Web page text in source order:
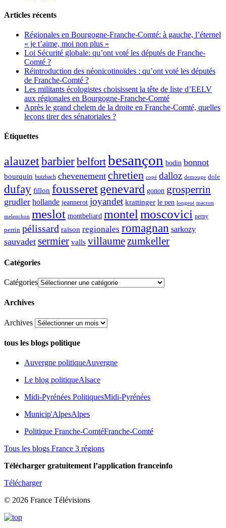
Articles récents
Régionales en Bourgogne-Franche-Comté: à gauche, l’éternel
« je t’aime, moi non plus »
Loi Sécurité globale: qu’ont voté les députés de Franche-
Comté ?
Réintroduction des néonicotinoïdes : qu’ont voté les députés
de Franche-Comté ?
Les militants écologistes choisissent la tête de liste d’EELV
aux régionales en Bourgogne-Franche-Comté
Après le grand chelem de la droite en Franche-Comté, quelles
leçons tirer des sénatoriales ?
Étiquettes
alauzetbarbierbelfortbesançon bodin bonnot
bourquin butzbach chevenement chretien copé dalloz demouge dole
dufay fillon fousseretgenevard gonon grosperrin
grudler hollande jeannerot joyandet krattinger le pen longeot macron
melenchon meslot montbeliard montel moscovici perny
perrin pélissard raison regionales romagnan sarkozy
sauvadet sermier valls villaume zumkeller
Catégories
Catégories
Archives
Archives
tous les blogs politique
Auvergne politiqueAuvergne
Le blog politiqueAlsace
Midi-Pyrénées PolitiquesMidi-Pyrénées
Municip'AlpesAlpes
Politique Franche-ComtéFranche-Comté
Tous les blogs France 3 régions
Télécharger gratuitement l’application franceinfo
Télécharger
© 2026 France Télévisions